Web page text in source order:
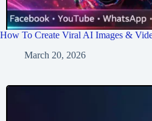
How To Create Viral AI Images &
March 20, 2026